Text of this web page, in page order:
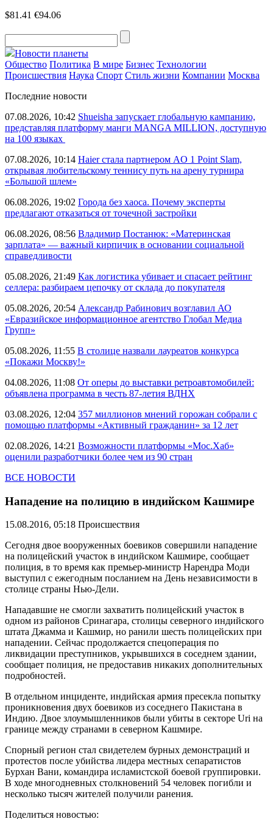
$81.41 €94.06
Новости планеты
Общество Политика В мире Бизнес Технологии
Происшествия Наука Спорт Стиль жизни Компании Москва
Последние новости
07.08.2026, 10:42 Shueisha запускает глобальную кампанию,
представляя платформу манги MANGA MILLION, доступную
на 100 языках
07.08.2026, 10:14 Haier стала партнером AO 1 Point Slam,
открывая любительскому теннису путь на арену турнира
«Большой шлем»
06.08.2026, 19:02 Города без хаоса. Почему эксперты
предлагают отказаться от точечной застройки
06.08.2026, 08:56 Владимир Постанюк: «Материнская
зарплата» — важный кирпичик в основании социальной
справедливости
05.08.2026, 21:49 Как логистика убивает и спасает рейтинг
селлера: разбираем цепочку от склада до покупателя
05.08.2026, 20:54 Александр Рабинович возглавил АО
«Евразийское информационное агентство Глобал Медиа
Групп»
05.08.2026, 11:55 В столице назвали лауреатов конкурса
«Покажи Москву!»
04.08.2026, 11:08 От оперы до выставки ретроавтомобилей:
объявлена программа в честь 87-летия ВДНХ
03.08.2026, 12:04 357 миллионов мнений горожан собрали с
помощью платформы «Активный гражданин» за 12 лет
02.08.2026, 14:21 Возможности платформы «Мос.Хаб»
оценили разработчики более чем из 90 стран
ВСЕ НОВОСТИ
Нападение на полицию в индийском Кашмире
15.08.2016, 05:18 Происшествия
Сегодня двое вооруженных боевиков совершили нападение
на полицейский участок в индийском Кашмире, сообщает
полиция, в то время как премьер-министр Нарендра Моди
выступил с ежегодным посланием на День независимости в
столице страны Нью-Дели.
Нападавшие не смогли захватить полицейский участок в
одном из районов Сринагара, столицы северного индийского
штата Джамма и Кашмир, но ранили шесть полицейских при
нападении. Сейчас продолжается спецоперация по
ликвидации преступников, укрывшихся в соседнем здании,
сообщает полиция, не предоставив никаких дополнительных
подробностей.
В отдельном инциденте, индийская армия пресекла попытку
проникновения двух боевиков из соседнего Пакистана в
Индию. Двое злоумышленников были убиты в секторе Uri на
границе между странами в северном Кашмире.
Спорный регион стал свидетелем бурных демонстраций и
протестов после убийства лидера местных сепаратистов
Бурхан Вани, командира исламистской боевой группировки.
В ходе многодневных столкновений 54 человек погибли и
несколько тысяч жителей получили ранения.
Поделиться новостью: